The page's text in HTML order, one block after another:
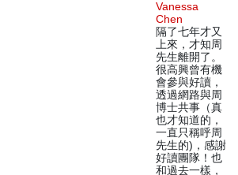
Vanessa
Chen
隔了七年才又
上來，才知周
先生離開了。
很高興曾有機
會參與好讀，
透過網路與周
博士共事（真
也才知道的，
一直只稱呼周
先生的)，感謝
好讀團隊！也
和過去一樣，